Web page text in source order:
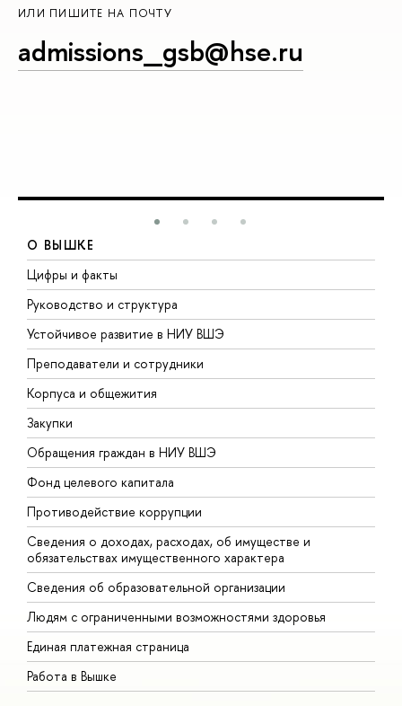
ИЛИ ПИШИТЕ НА ПОЧТУ
admissions_gsb@hse.ru
О ВЫШКЕ
Цифры и факты
Руководство и структура
Устойчивое развитие в НИУ ВШЭ
Преподаватели и сотрудники
Корпуса и общежития
Закупки
Обращения граждан в НИУ ВШЭ
Фонд целевого капитала
Противодействие коррупции
Сведения о доходах, расходах, об имуществе и
обязательствах имущественного характера
Сведения об образовательной организации
Людям с ограниченными возможностями здоровья
Единая платежная страница
Работа в Вышке